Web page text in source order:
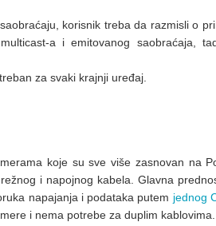
korisnik treba da razmisli o
a i emitovanog saobraćaja,
za svaki krajnji uređaj.
koje su sve više zasnovan na
i napojnog kabela.Glavna
napajanja i podataka putem jednog
i nema potrebe za duplim